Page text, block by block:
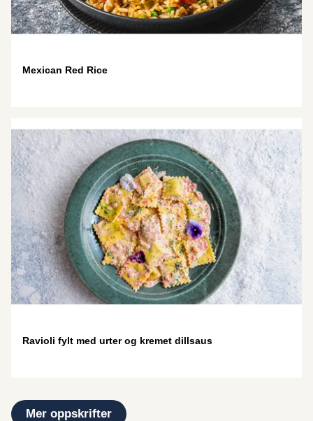
Mexican Red Rice
Ravioli fylt med urter og kremet dillsaus
Mer oppskrifter